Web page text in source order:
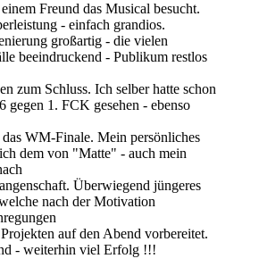
Freund das Musical besucht.
- einfach grandios.
großartig - die vielen
beeindruckend - Publikum restlos
zum Schluss. Ich selber hatte schon
gegen 1. FCK gesehen - ebenso
das WM-Finale. Mein persönliches
dem von "Matte" - auch mein
Überwiegend jüngeres
nach der Motivation
auf den Abend vorbereitet.
- weiterhin viel Erfolg !!!